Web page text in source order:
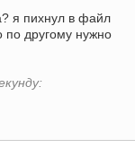
я пихнул в файл
по другому нужно